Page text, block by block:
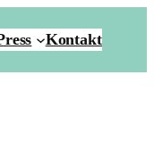
Kontakt